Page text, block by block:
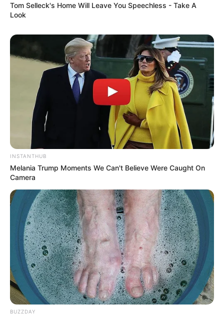
Tom Selleck's Home Will Leave You Speechless - Take A
Look
INSTANTHUB
Melania Trump Moments We Can't Believe Were Caught On
Camera
BUZZDAY